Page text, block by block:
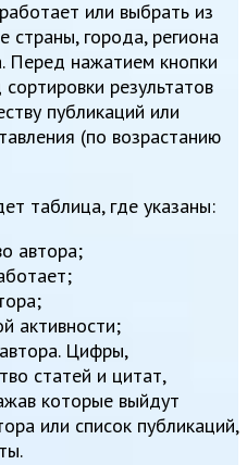
или выбрать из
города, региона
Перед нажатием кнопки
результатов
публикаций или
(по возрастанию
таблица, где указаны:
автора;
активности;
Цифры,
статей и цитат,
которые выйдут
или список публикаций,